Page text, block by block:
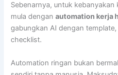
Sebenarnya, untuk kebanyakan
mula denganautomation kerja
gabungkan AI dengan
checklist.
Automation ringan bukan